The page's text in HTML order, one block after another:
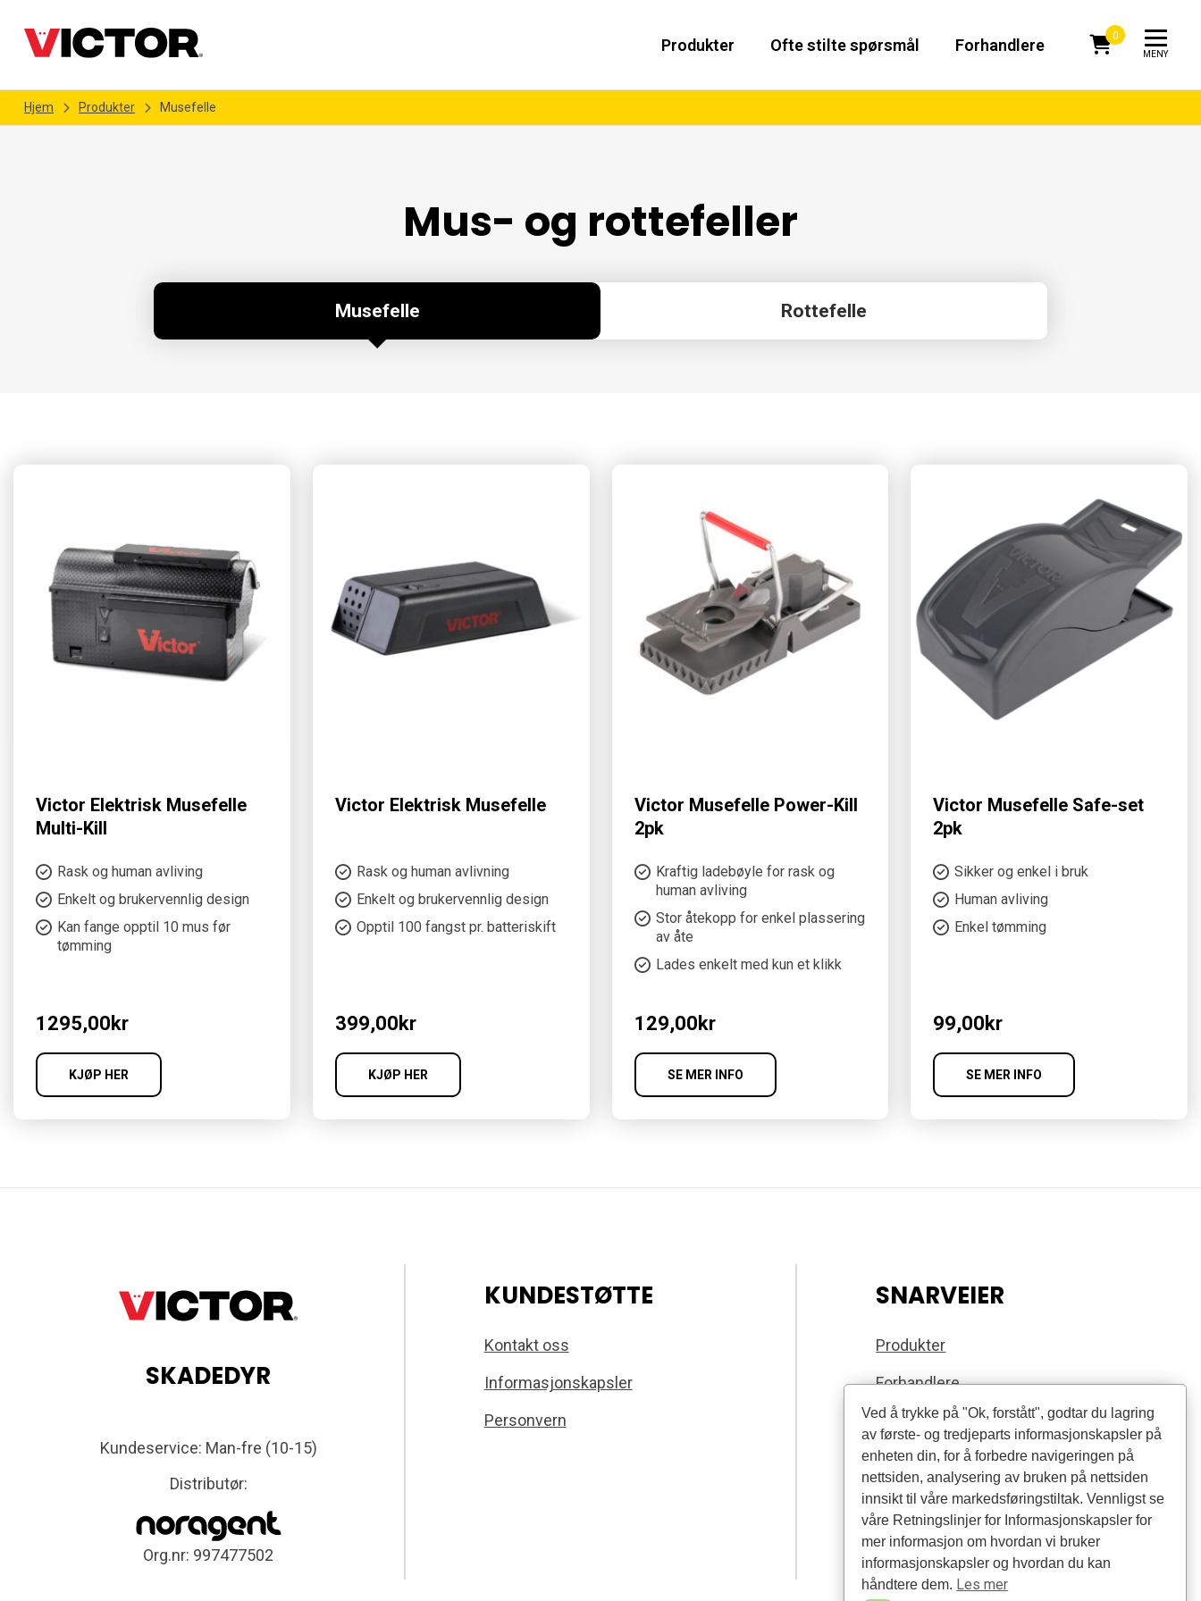
Produkter Ofte stilte spørsmål Forhandlere 0
MENY
Hjem Produkter Musefelle
Mus- og rottefeller
Musefelle Rottefelle
Victor Elektrisk Musefelle
Multi-Kill
Rask og human avliving
Enkelt og brukervennlig design
Kan fange opptil 10 mus før
tømming
1295,00 kr
KJØP HER
Victor Elektrisk Musefelle
Rask og human avlivning
Enkelt og brukervennlig design
Opptil 100 fangst pr. batteriskift
399,00 kr
KJØP HER
Victor Musefelle Power-Kill
2pk
Kraftig ladebøyle for rask og
human avliving
Stor åtekopp for enkel plassering
av åte
Lades enkelt med kun et klikk
129,00 kr
SE MER INFO
Victor Musefelle Safe-set
2pk
Sikker og enkel i bruk
Human avliving
Enkel tømming
99,00 kr
SE MER INFO
SKADEDYR
Kundeservice: Man-fre (10-15)
Distributør:
Org.nr: 997477502
KUNDESTØTTE
Kontakt oss
Informasjonskapsler
Personvern
SNARVEIER
Produkter
Forhandlere
Artikler
Ved å trykke på "Ok, forstått", godtar du lagring
av første- og tredjeparts informasjonskapsler på
enheten din, for å forbedre navigeringen på
nettsiden, analysering av bruken på nettsiden
innsikt til våre markedsføringstiltak. Vennligst se
våre Retningslinjer for Informasjonskapsler for
mer informasjon om hvordan vi bruker
informasjonskapsler og hvordan du kan
håndtere dem. Les mer